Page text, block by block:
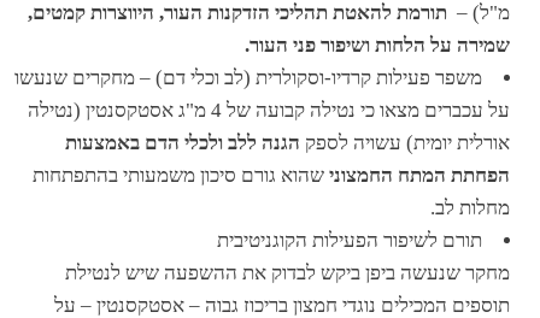
מ"ל) – תורמת להאטת תהליכי הזדקנות העור, היווצרות קמטים,
שמירה על הלחות ושיפור פני העור.
משפר פעילות קרדיו-וסקולרית (לב וכלי דם) – מחקרים שנעשו
על עכברים מצאו כי נטילה קבועה של 4 מ"ג אסטקסנטין (נטילה
אורלית יומית) עשויה לספק הגנה ללב ולכלי הדם באמצעות
הפחתת המתח החמצוני שהוא גורם סיכון משמעותי בהתפתחות
מחלות לב.
תורם לשיפור הפעילות הקוגניטיבית
מחקר שנעשה ביפן ביקש לבדוק את ההשפעה שיש לנטילת
תוספים המכילים נוגדי חמצון בריכוז גבוה – אסטקסנטין – על